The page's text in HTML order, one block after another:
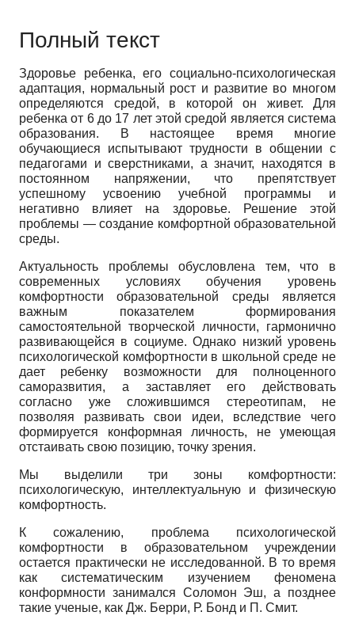
Полный текст
Здоровье ребенка, его социально-психологическая
адаптация, нормальный рост и развитие во многом
определяются средой, в которой он живет. Для
ребенка от 6 до 17 лет этой средой является система
образования. В настоящее время многие
обучающиеся испытывают трудности в общении с
педагогами и сверстниками, а значит, находятся в
постоянном напряжении, что препятствует
успешному усвоению учебной программы и
негативно влияет на здоровье. Решение этой
проблемы — создание комфортной образовательной
среды.
Актуальность проблемы обусловлена тем, что в
современных условиях обучения уровень
комфортности образовательной среды является
важным показателем формирования
самостоятельной творческой личности, гармонично
развивающейся в социуме. Однако низкий уровень
психологической комфортности в школьной среде не
дает ребенку возможности для полноценного
саморазвития, а заставляет его действовать
согласно уже сложившимся стереотипам, не
позволяя развивать свои идеи, вследствие чего
формируется конформная личность, не умеющая
отстаивать свою позицию, точку зрения.
Мы выделили три зоны комфортности:
психологическую, интеллектуальную и физическую
комфортность.
К сожалению, проблема психологической
комфортности в образовательном учреждении
остается практически не исследованной. В то время
как систематическим изучением феномена
конформности занимался Соломон Эш, а позднее
такие ученые, как Дж. Берри, Р. Бонд и П. Смит.